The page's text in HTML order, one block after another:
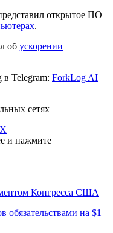
открытое ПО
.
об ускорении
Telegram: ForkLog AI
сетях
X
и нажмите
Конгресса США
на $1